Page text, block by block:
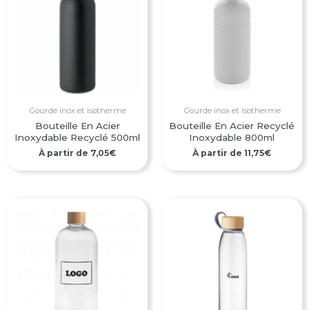
Gourde inox et isotherme
Bouteille En Acier
Inoxydable Recyclé 500ml
À partir de 7,05€
Gourde inox et isotherme
Bouteille En Acier Recyclé
Inoxydable 800ml
À partir de 11,75€